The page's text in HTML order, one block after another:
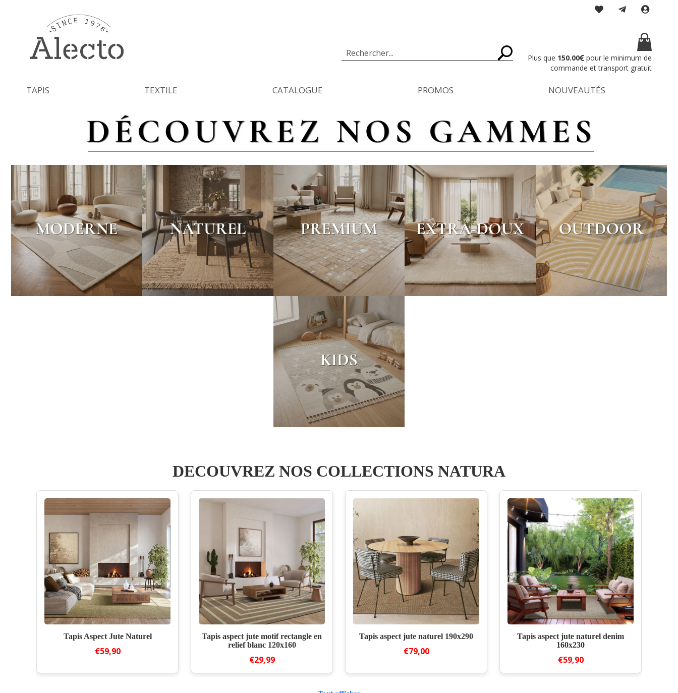
contenu
Plus que 150.00
pour le minimum de
commande et transport gratuit
Rechercher
TAPIS TEXTILE CATALOGUE PROMOS NOUVEAUTÉS
DECOUVREZ NOS COLLECTIONS NATURA
Tapis Aspect Jute Naturel
€59,90
Tapis aspect jute motif rectangle en
relief blanc 120x160
€29,99
Tapis aspect jute naturel 190x290
€79,00
Tapis aspect jute naturel denim
160x230
€59,90